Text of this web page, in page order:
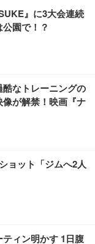
ホワイト)
チェア 肘なし メ
付き 腰サポート ガ
ター付き コンパク
】GRAPHT THE S
Essential ゲーミン
FHD 量子ドット 残
超厚型 お徳用 レギ
定】
』に3大会連続
園で！？
なトレーニングの
が解禁！映画『ナ
ョット「ジムへ2人
ィン明かす 1日腹